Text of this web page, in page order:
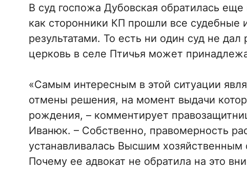
В суд госпожа Дубовская обратилась
как сторонники КП прошли все судебные
результатами. То есть ни один суд не
церковь в селе Птичья может
«Самым интересным в этой ситуации
отмены решения, на момент выдачи
рождения, – комментирует
Иванюк. – Собственно, правомерность
устанавливалась Высшим хозяйственным
Почему ее адвокат не обратила на это